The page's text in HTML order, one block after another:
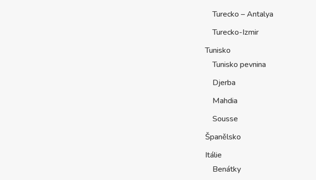
Turecko – Antalya
Turecko-Izmir
Tunisko
Tunisko pevnina
Djerba
Mahdia
Sousse
Španělsko
Itálie
Benátky